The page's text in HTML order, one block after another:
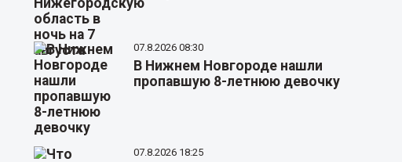
07.8.2026 08:30
В Нижнем Новгороде нашли
пропавшую 8-летнюю девочку
07.8.2026 18:25